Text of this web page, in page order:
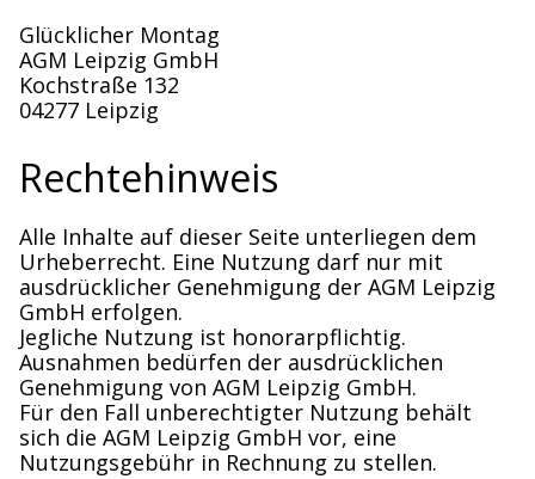
Glücklicher Montag
AGM Leipzig GmbH
Kochstraße 132
04277 Leipzig
Rechtehinweis
Alle Inhalte auf dieser Seite unterliegen dem
Urheberrecht. Eine Nutzung darf nur mit
ausdrücklicher Genehmigung der AGM Leipzig
GmbH erfolgen.
Jegliche Nutzung ist honorarpflichtig.
Ausnahmen bedürfen der ausdrücklichen
Genehmigung von AGM Leipzig GmbH.
Für den Fall unberechtigter Nutzung behält
sich die AGM Leipzig GmbH vor, eine
Nutzungsgebühr in Rechnung zu stellen.